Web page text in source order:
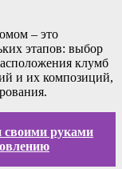
– это
этапов: выбор
клумб
и их композиций,
своими руками